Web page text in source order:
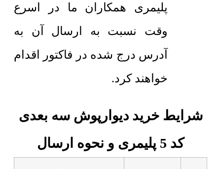
پلیمری همکاران ما در اسرع
وقت نسبت به ارسال آن به
آدرس درج شده در فاکتور اقدام
خواهند کرد.
شرایط خرید دیوارپوش سه بعدی
کد 5 پلیمری و نحوه ارسال